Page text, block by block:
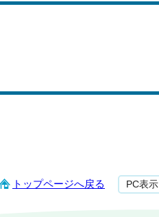
トップページへ戻る PC表示